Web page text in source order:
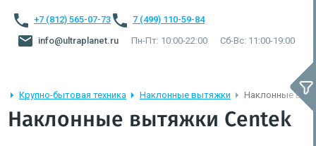
+7 (812) 565-07-73
7 (499) 110-59-84
info@ultraplanet.ru
Пн-Пт: 10:00-22:00 Сб-Вс: 11:00-19:00
Крупно-бытовая техника Наклонные вытяжки Наклонные
Наклонные вытяжки Centek